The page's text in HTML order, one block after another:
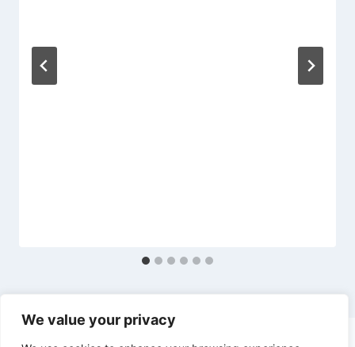
We value your privacy